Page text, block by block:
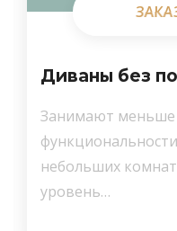
Диваны без
Занимают меньше
небольших
уровень…